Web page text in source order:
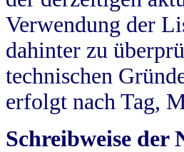
Verwendung der
dahinter zu
technischen
erfolgt nach Tag,
Schreibweise der